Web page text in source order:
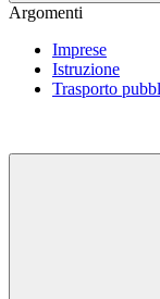
Argomenti
Imprese
Istruzione
Trasporto